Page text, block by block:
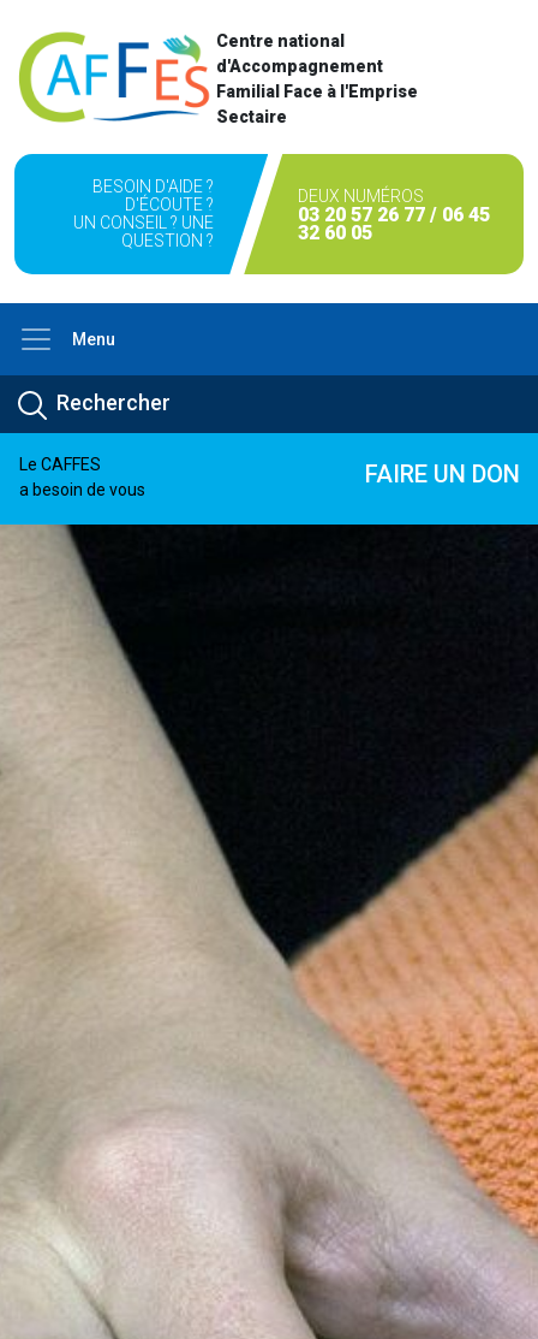
Centre national
d'Accompagnement
Familial Face à l'Emprise
Sectaire
BESOIN D'AIDE ?
D'ÉCOUTE ?
UN CONSEIL ? UNE
QUESTION ?
DEUX NUMÉROS
03 20 57 26 77 / 06 45
32 60 05
Menu
Le CAFFES
a besoin de vous
FAIRE UN DON